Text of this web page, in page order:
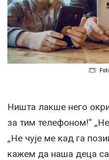
Ништа лакше него
за тим телефоном!“
„Не чује ме кад га
кажем да наша деца